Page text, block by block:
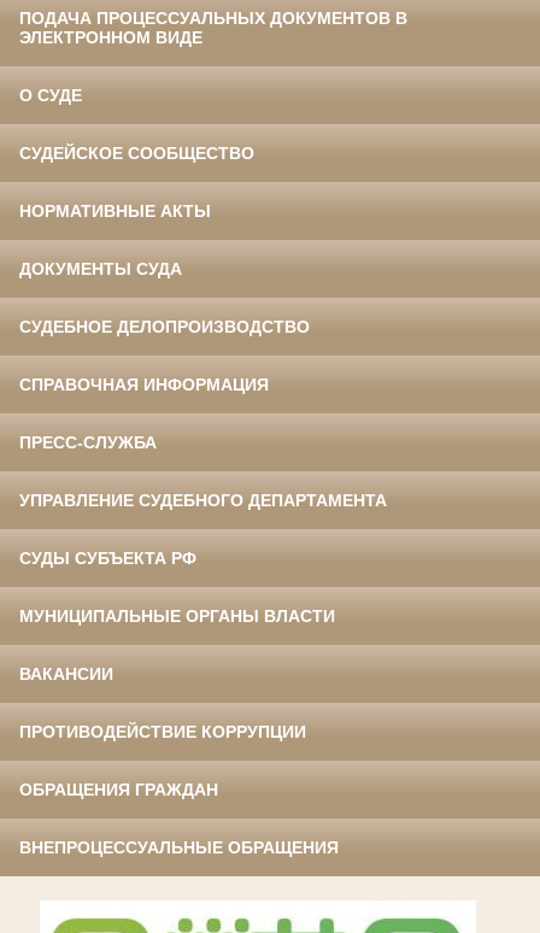
ПОДАЧА ПРОЦЕССУАЛЬНЫХ ДОКУМЕНТОВ В
ЭЛЕКТРОННОМ ВИДЕ
О СУДЕ
СУДЕЙСКОЕ СООБЩЕСТВО
НОРМАТИВНЫЕ АКТЫ
ДОКУМЕНТЫ СУДА
СУДЕБНОЕ ДЕЛОПРОИЗВОДСТВО
СПРАВОЧНАЯ ИНФОРМАЦИЯ
ПРЕСС-СЛУЖБА
УПРАВЛЕНИЕ СУДЕБНОГО ДЕПАРТАМЕНТА
СУДЫ СУБЪЕКТА РФ
МУНИЦИПАЛЬНЫЕ ОРГАНЫ ВЛАСТИ
ВАКАНСИИ
ПРОТИВОДЕЙСТВИЕ КОРРУПЦИИ
ОБРАЩЕНИЯ ГРАЖДАН
ВНЕПРОЦЕССУАЛЬНЫЕ ОБРАЩЕНИЯ